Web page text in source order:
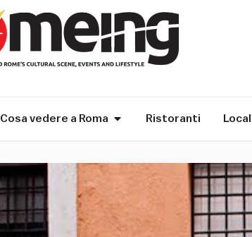
Cosa vedere a Roma Ristoranti